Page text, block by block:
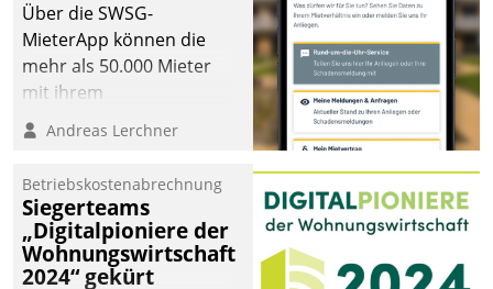
Über die SWSG-
MieterApp können die
mehr als 50.000 Mieter
mit ihrem
Wohnungsunternehmen
kommunizieren, auf dem
einsehen und ändern
oder
Schadensmeldungen
abgeben – rund um die
Andreas Lerchner
Betriebskostenabrechnung
Siegerteams
„Digitalpioniere der
Wohnungswirtschaft
2024“ gekürt